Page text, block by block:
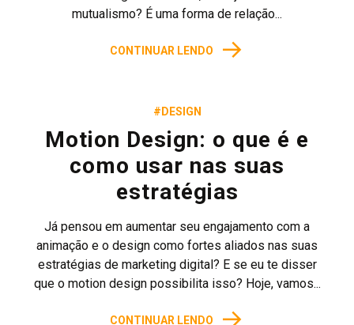
mutualismo? É uma forma de relação...
CONTINUAR LENDO →
#DESIGN
Motion Design: o que é e
como usar nas suas
estratégias
Já pensou em aumentar seu engajamento com a
animação e o design como fortes aliados nas suas
estratégias de marketing digital? E se eu te disser
que o motion design possibilita isso? Hoje, vamos...
CONTINUAR LENDO →